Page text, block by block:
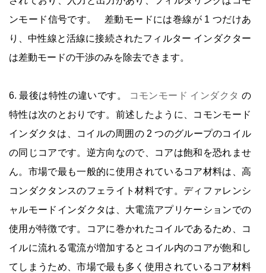
ンモード信号です。 差動モードには巻線が 1 つだけあ
り、中性線と活線に接続されたフィルター インダクター
は差動モードの干渉のみを除去できます。
6. 最後は特性の違いです。 コモンモード インダクタの
特性は次のとおりです。前述したように、コモンモード
インダクタは、コイルの周囲の 2 つのグループのコイル
の同じコアです。逆方向なので、コアは飽和を恐れませ
ん。市場で最も一般的に使用されているコア材料は、高
コンダクタンスのフェライト材料です。ディファレンシ
ャルモードインダクタは、大電流アプリケーションでの
使用が特徴です。コアに巻かれたコイルであるため、コ
イルに流れる電流が増加するとコイル内のコアが飽和し
てしまうため、市場で最も多く使用されているコア材料